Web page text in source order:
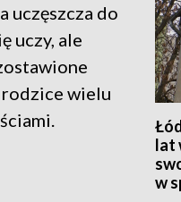
lat
w
uczęszcza do
uczy, ale
rodzice wielu